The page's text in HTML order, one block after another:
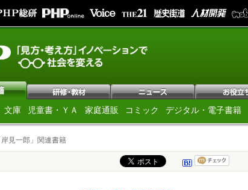
文庫 児童書・ＹＡ 家庭通販 コミック デジタル・電子書籍
岸見一郎」関連書籍